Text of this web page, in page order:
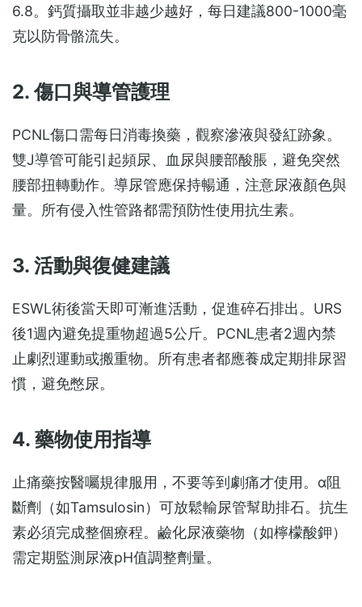
6.8。鈣質攝取並非越少越好，每日建議800-1000毫
克以防骨骼流失。
2. 傷口與導管護理
PCNL傷口需每日消毒換藥，觀察滲液與發紅跡象。
雙J導管可能引起頻尿、血尿與腰部酸脹，避免突然
腰部扭轉動作。導尿管應保持暢通，注意尿液顏色與
量。所有侵入性管路都需預防性使用抗生素。
3. 活動與復健建議
ESWL術後當天即可漸進活動，促進碎石排出。URS
後1週內避免提重物超過5公斤。PCNL患者2週內禁
止劇烈運動或搬重物。所有患者都應養成定期排尿習
慣，避免憋尿。
4. 藥物使用指導
止痛藥按醫囑規律服用，不要等到劇痛才使用。α阻
斷劑（如Tamsulosin）可放鬆輸尿管幫助排石。抗生
素必須完成整個療程。鹼化尿液藥物（如檸檬酸鉀）
需定期監測尿液pH值調整劑量。